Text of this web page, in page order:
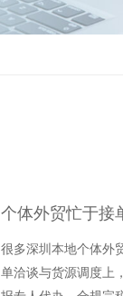
个体外贸忙于接
很多深圳本地个体外
单洽谈与货源调度上